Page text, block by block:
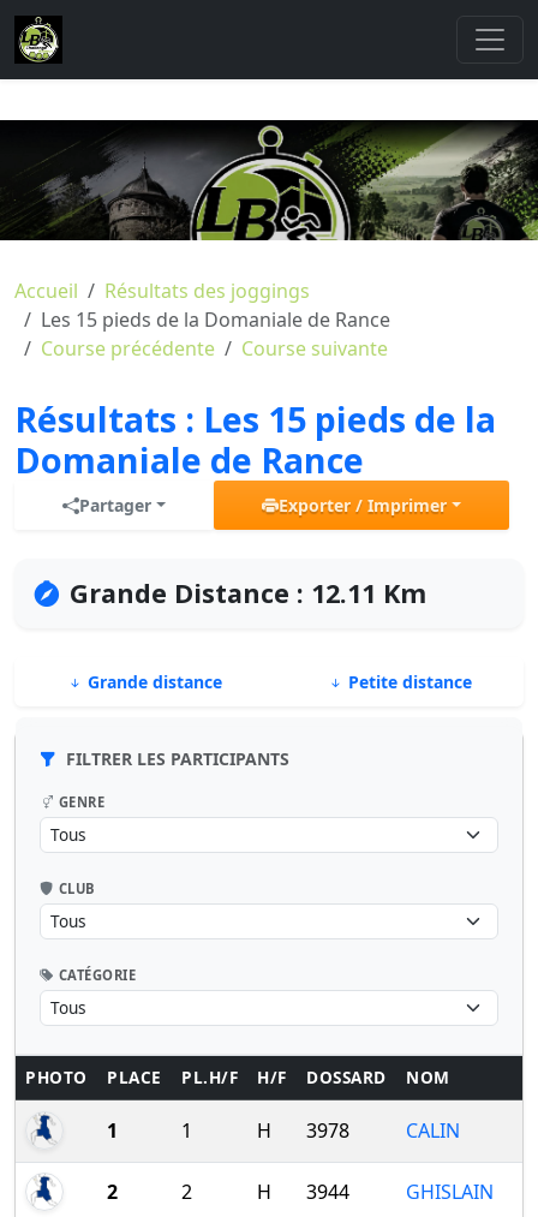
Accueil
Résultats des joggings
Les 15 pieds de la Domaniale de Rance
Course précédente
Course suivante
Résultats : Les 15 pieds de la
Domaniale de Rance
Partager Exporter / Imprimer
Grande Distance : 12.11 Km
Grande distance Petite distance
FILTRER LES PARTICIPANTS
GENRE
CLUB
CATÉGORIE
PHOTO PLACE PL.H/F H/F DOSSARD NOM
1 1 H 3978 CALIN
2 2 H 3944 GHISLAIN